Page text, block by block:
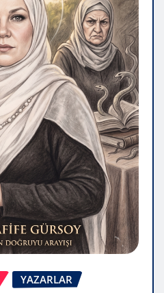
YAZARLAR